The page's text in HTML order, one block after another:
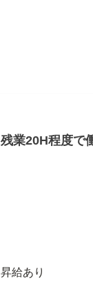
業20H程度で
給あり